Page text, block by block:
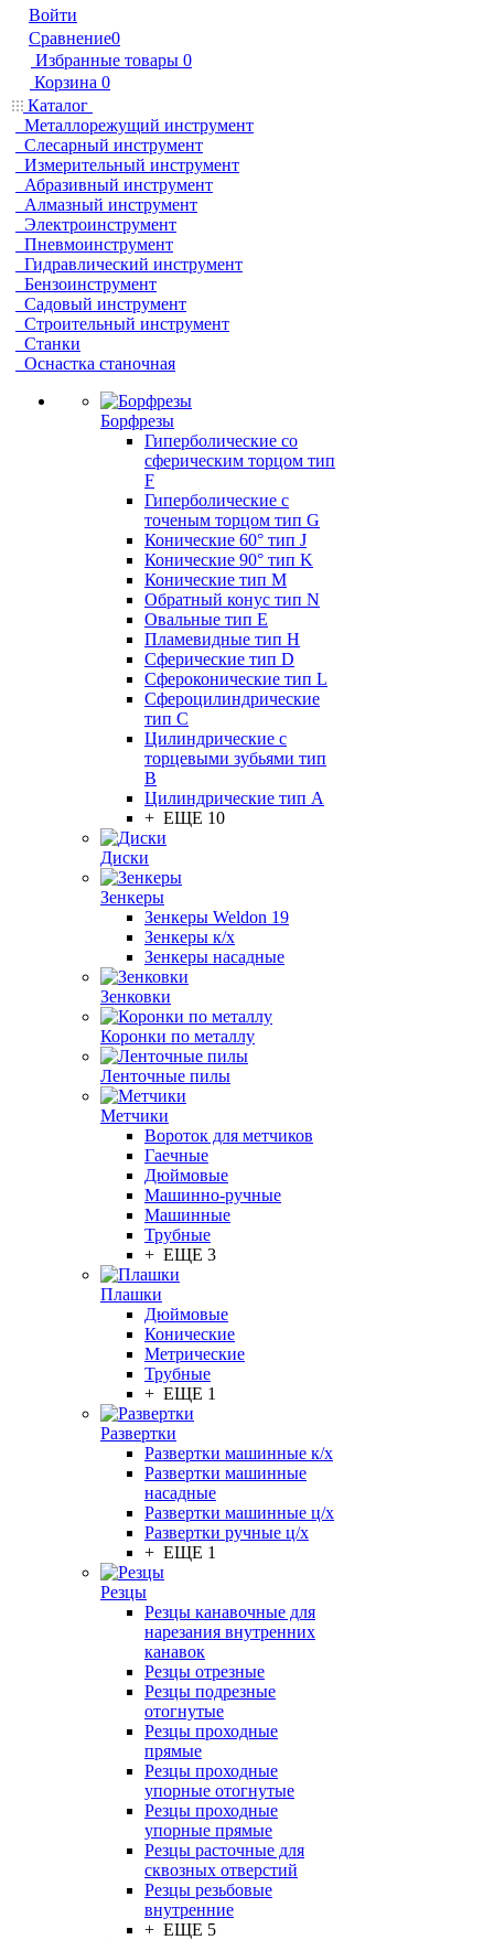
Войти
Сравнение0
Избранные товары 0
Корзина 0
Каталог
Металлорежущий инструмент
Слесарный инструмент
Измерительный инструмент
Абразивный инструмент
Алмазный инструмент
Электроинструмент
Пневмоинструмент
Гидравлический инструмент
Бензоинструмент
Садовый инструмент
Строительный инструмент
Станки
Оснастка станочная
Борфрезы
Гиперболические cо
сферическим торцом тип
F
Гиперболические с
точеным торцом тип G
Конические 60° тип J
Конические 90° тип K
Конические тип M
Обратный конус тип N
Овальные тип E
Пламевидные тип H
Сферические тип D
Сфероконические тип L
Сфероцилиндрические
тип C
Цилиндрические с
торцевыми зубьями тип
B
Цилиндрические тип А
+ ЕЩЕ 10
Диски
Зенкеры
Зенкеры Weldon 19
Зенкеры к/х
Зенкеры насадные
Зенковки
Коронки по металлу
Ленточные пилы
Метчики
Вороток для метчиков
Гаечные
Дюймовые
Машинно-ручные
Машинные
Трубные
+ ЕЩЕ 3
Плашки
Дюймовые
Конические
Метрические
Трубные
+ ЕЩЕ 1
Развертки
Развертки машинные к/х
Развертки машинные
насадные
Развертки машинные ц/х
Развертки ручные ц/х
+ ЕЩЕ 1
Резцы
Резцы канавочные для
нарезания внутренних
канавок
Резцы отрезные
Резцы подрезные
отогнутые
Резцы проходные
прямые
Резцы проходные
упорные отогнутые
Резцы проходные
упорные прямые
Резцы расточные для
сквозных отверстий
Резцы резьбовые
внутренние
+ ЕЩЕ 5